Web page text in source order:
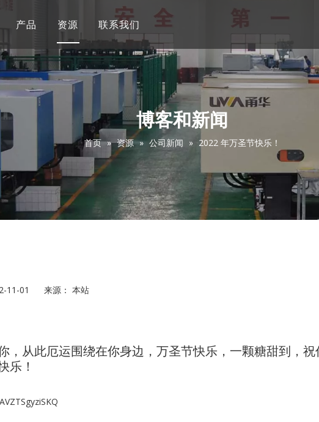
产品 资源 联系我们
博客和新闻
首页 » 资源 » 公司新闻 » 2022 年万圣节快乐！
11-01 来源： 本站
，从此厄运围绕在你身边，万圣节快乐，一颗糖甜到，祝
乐！